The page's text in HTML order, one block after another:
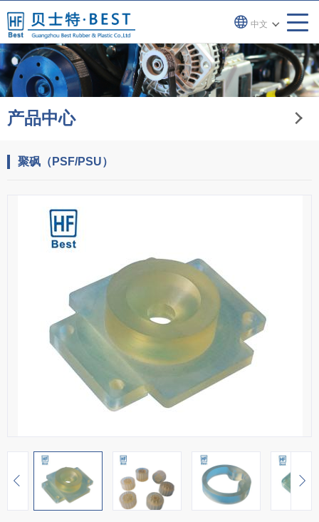
中文
产品中心
聚砜（PSF/PSU）